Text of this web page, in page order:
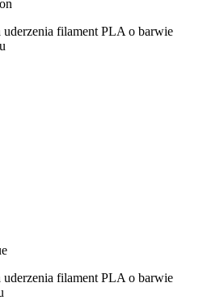
uderzenia filament PLA o barwie
uderzenia filament PLA o barwie